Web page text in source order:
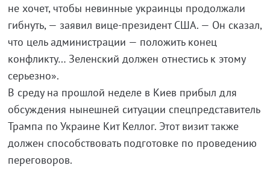
не хочет, чтобы невинные украинцы продолжали
гибнуть, — заявил вице-президент США. — Он сказал,
что цель администрации — положить конец
конфликту… Зеленский должен отнестись к этому
серьезно».
В среду на прошлой неделе в Киев прибыл для
обсуждения нынешней ситуации спецпредставитель
Трампа по Украине Кит Келлог. Этот визит также
должен способствовать подготовке по проведению
переговоров.